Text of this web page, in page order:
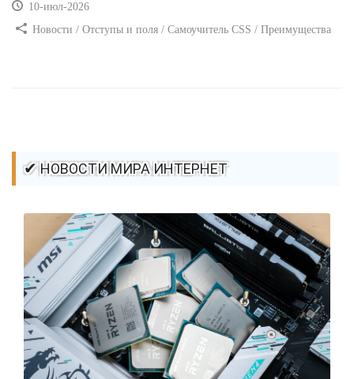
10-июл-2026
Новости / Отступы и поля / Самоучитель CSS / Преимущества
✔ НОВОСТИ МИРА ИНТЕРНЕТ